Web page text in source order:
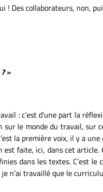
Des collaborateurs, non,
»
: c’est d’une part la
le monde du travail, sur
la première voix, il y a
faite, ici, dans cet
dans les textes. C’est
n’ai travaillé que le